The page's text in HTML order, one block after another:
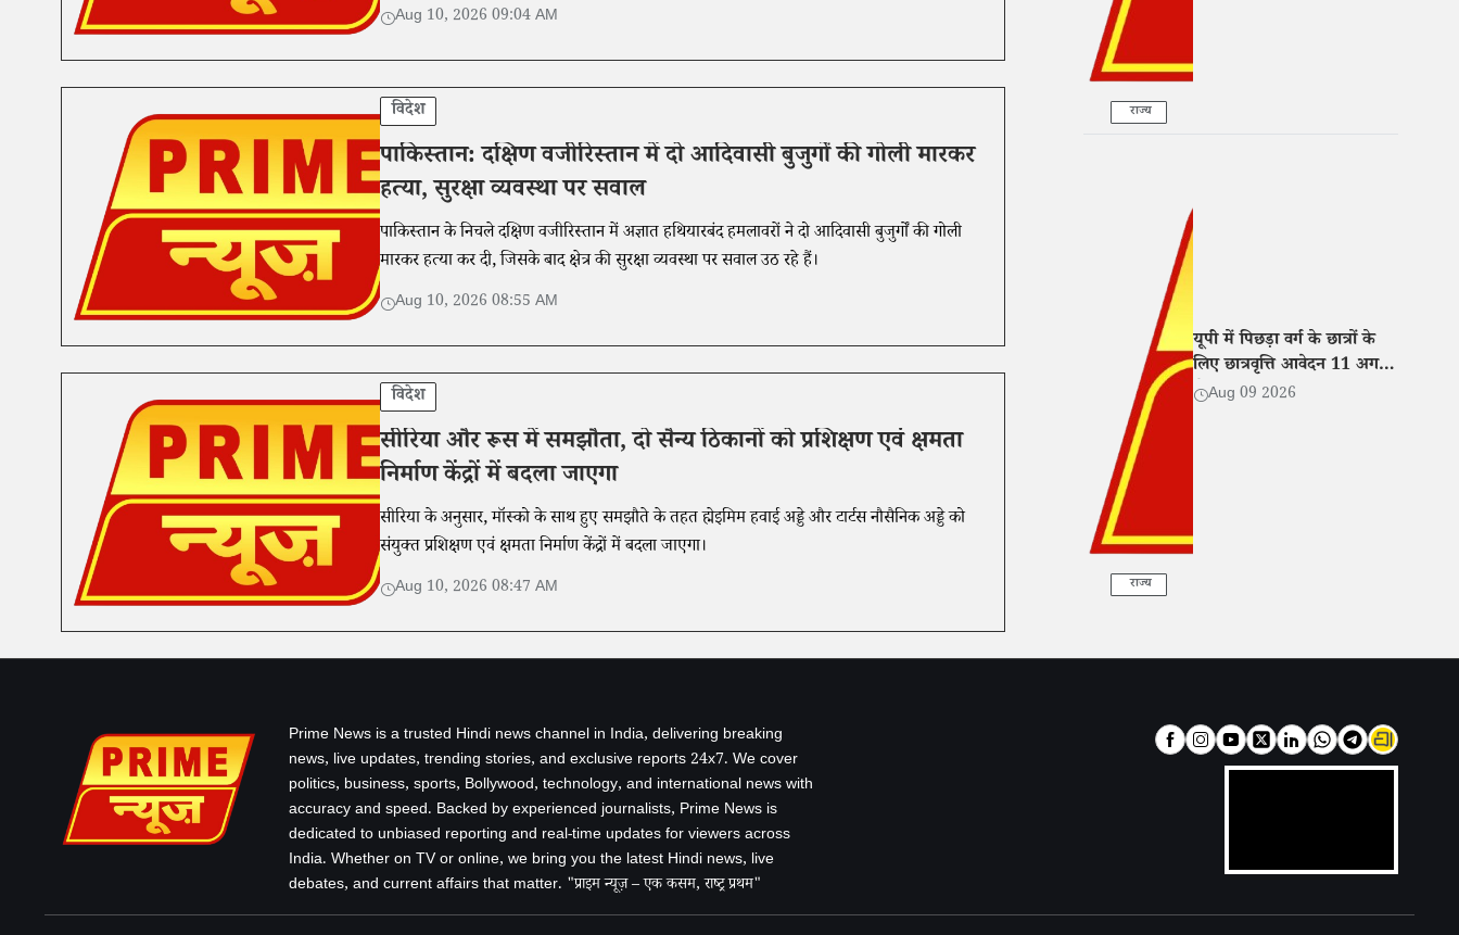
Aug 10, 2026 09:04 AM
विदेश
पाकिस्तान: दक्षिण वजीरिस्तान में दो आदिवासी बुजुर्गों की गोली मारकर
हत्या, सुरक्षा व्यवस्था पर सवाल
पाकिस्तान के निचले दक्षिण वजीरिस्तान में अज्ञात हथियारबंद हमलावरों ने दो आदिवासी बुजुर्गों की गोली
मारकर हत्या कर दी, जिसके बाद क्षेत्र की सुरक्षा व्यवस्था पर सवाल उठ रहे हैं।
Aug 10, 2026 08:55 AM
विदेश
सीरिया और रूस में समझौता, दो सैन्य ठिकानों को प्रशिक्षण एवं क्षमता
निर्माण केंद्रों में बदला जाएगा
सीरिया के अनुसार, मॉस्को के साथ हुए समझौते के तहत ह्मेइमिम हवाई अड्डे और टार्टस नौसैनिक अड्डे को
संयुक्त प्रशिक्षण एवं क्षमता निर्माण केंद्रों में बदला जाएगा।
Aug 10, 2026 08:47 AM
राज्य
राज्य
यूपी में पिछड़ा वर्ग के छात्रों के
लिए छात्रवृत्ति आवेदन 11 अगस्त
से शुरू, जानिए पूरी प्रक्रिया
Aug 09 2026
Prime News is a trusted Hindi news channel in India, delivering breaking
news, live updates, trending stories, and exclusive reports 24x7. We cover
politics, business, sports, Bollywood, technology, and international news with
accuracy and speed. Backed by experienced journalists, Prime News is
dedicated to unbiased reporting and real-time updates for viewers across
India. Whether on TV or online, we bring you the latest Hindi news, live
debates, and current affairs that matter. "प्राइम न्यूज़ – एक कसम, राष्ट्र प्रथम"